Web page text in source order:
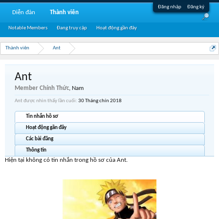
Đăng nhập Đăng ký
Thành viên Ant
Ant
Member Chính Thức, Nam
Ant được nhìn thấy lần cuối: 30 Tháng chín 2018
Tin nhắn hồ sơ
Hoạt động gần đây
Các bài đăng
Thông tin
Hiện tại không có tin nhắn trong hồ sơ của Ant.
Diễn đàn Thành viên
Notable Members Đang truy cập Hoạt động gần đây